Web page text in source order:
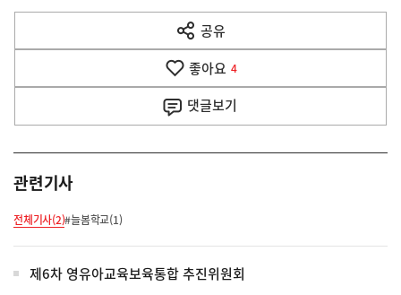
다
음
공유
열
기
좋아요 4
댓글보기
관련기사
전체기사(2)#늘봄학교(1)
제6차 영유아교육보육통합 추진위원회